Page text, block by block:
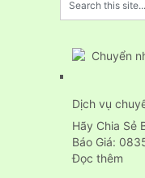
Dịch vụ
Hãy Chia Sẻ
Báo Giá:
Đọc thêm: